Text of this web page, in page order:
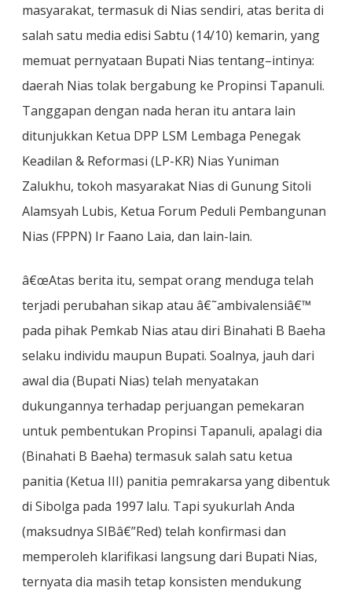
masyarakat, termasuk di Nias sendiri, atas berita di
salah satu media edisi Sabtu (14/10) kemarin, yang
memuat pernyataan Bupati Nias tentang–intinya:
daerah Nias tolak bergabung ke Propinsi Tapanuli.
Tanggapan dengan nada heran itu antara lain
ditunjukkan Ketua DPP LSM Lembaga Penegak
Keadilan & Reformasi (LP-KR) Nias Yuniman
Zalukhu, tokoh masyarakat Nias di Gunung Sitoli
Alamsyah Lubis, Ketua Forum Peduli Pembangunan
Nias (FPPN) Ir Faano Laia, dan lain-lain.
â€œAtas berita itu, sempat orang menduga telah
terjadi perubahan sikap atau â€˜ambivalensiâ€™
pada pihak Pemkab Nias atau diri Binahati B Baeha
selaku individu maupun Bupati. Soalnya, jauh dari
awal dia (Bupati Nias) telah menyatakan
dukungannya terhadap perjuangan pemekaran
untuk pembentukan Propinsi Tapanuli, apalagi dia
(Binahati B Baeha) termasuk salah satu ketua
panitia (Ketua III) panitia pemrakarsa yang dibentuk
di Sibolga pada 1997 lalu. Tapi syukurlah Anda
(maksudnya SIBâ€”Red) telah konfirmasi dan
memperoleh klarifikasi langsung dari Bupati Nias,
ternyata dia masih tetap konsisten mendukung